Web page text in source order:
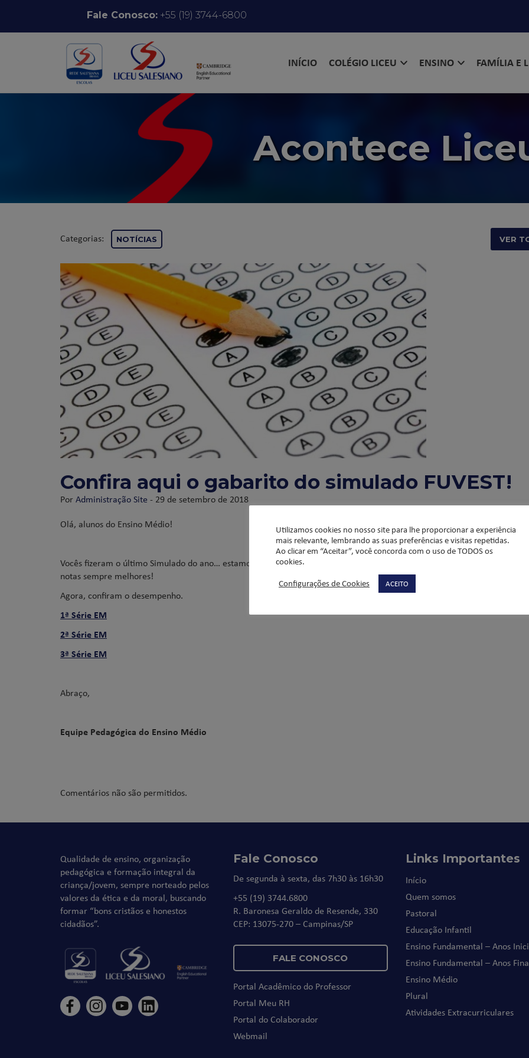
Pular para o conteúdoFale Conosco:+55 (19) 3744-6800
INÍCIO COLÉGIO LICEU ENSINO FAMÍLIA E
Acontece
Categorias: NOTÍCIAS VER
Confira aqui o gabarito do simulado FUVEST!
PorAdministração Site - 29 de setembro de 2018
Olá, alunos do Ensino Médio!
Vocês fizeram o último Simulado do ano… estamos quase chegando à reta final! Muito foco nesse momento para
notas sempre melhores!
Agora, confiram o desempenho.
1ª Série EM
2ª Série EM
3ª Série EM
Abraço,
Equipe Pedagógica do Ensino Médio
Comentários não são permitidos.
Qualidade de ensino, organização
pedagógica e formação integral da
criança/jovem, sempre norteado pelos
valores da ética e da moral, buscando
formar “bons cristãos e honestos
cidadãos”.
Fale Conosco
De segunda à sexta, das 7h30 às 16h30
+55 (19) 3744.6800
R. Baronesa Geraldo de Resende, 330
CEP: 13075-270 – Campinas/SP
FALE CONOSCO
Portal Acadêmico do Professor
Portal Meu RH
Portal do Colaborador
Webmail
Links Importantes
Início
Quem somos
Pastoral
Educação Infantil
Ensino Fundamental – Anos
Ensino Fundamental – Anos
Ensino Médio
Plural
Atividades Extracurriculares
Utilizamos cookies no nosso site para lhe proporcionar a experiência
mais relevante, lembrando as suas preferências e visitas repetidas.
Ao clicar em “Aceitar”, você concorda com o uso de TODOS os
cookies.
Configurações de Cookies
ACEITO